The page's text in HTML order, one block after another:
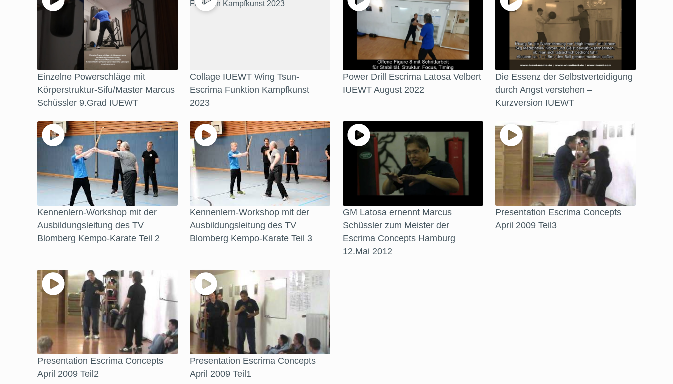
Einzelne Powerschläge mit
Körperstruktur-Sifu/Master Marcus
Schüssler 9.Grad IUEWT
Collage IUEWT Wing Tsun-
Escrima Funktion Kampfkunst
2023
Power Drill Escrima Latosa Velbert
IUEWT August 2022
Die Essenz der Selbstverteidigung
durch Angst verstehen –
Kurzversion IUEWT
Kennenlern-Workshop mit der
Ausbildungsleitung des TV
Blomberg Kempo-Karate Teil 2
Kennenlern-Workshop mit der
Ausbildungsleitung des TV
Blomberg Kempo-Karate Teil 3
GM Latosa ernennt Marcus
Schüssler zum Meister der
Escrima Concepts Hamburg
12.Mai 2012
Presentation Escrima Concepts
April 2009 Teil3
Presentation Escrima Concepts
April 2009 Teil2
Presentation Escrima Concepts
April 2009 Teil1